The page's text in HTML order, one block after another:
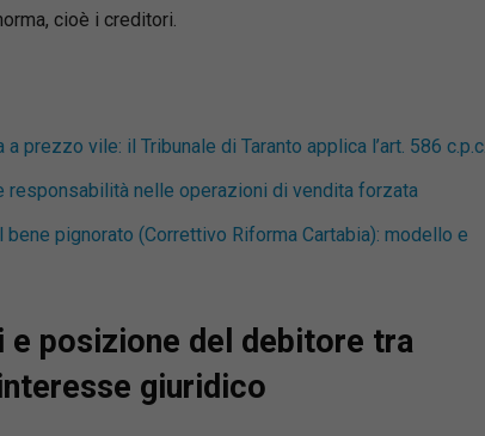
cioè i creditori.
prezzo vile: il Tribunale di Taranto applica l’art. 586 c.p.c.
nelle operazioni di vendita forzata
pignorato (Correttivo Riforma Cartabia): modello e
posizione del debitore tra
giuridico